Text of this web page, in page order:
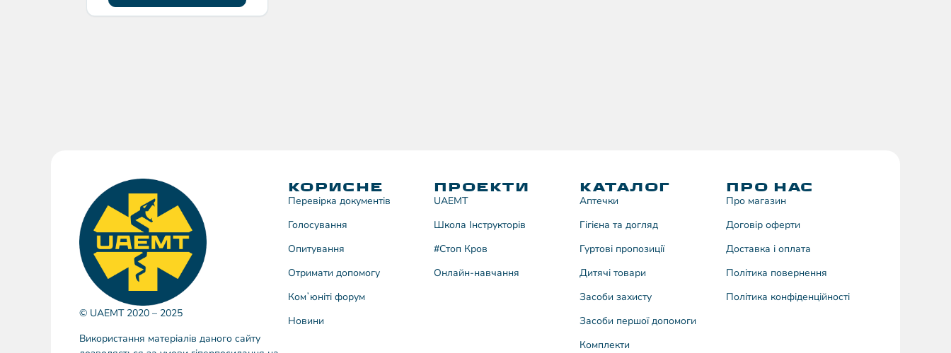
© UAEMT 2020 – 2025
Використання матеріалів даного сайту
КОРИСНЕ
Перевірка документів
Голосування
Опитування
Отримати допомогу
Комʼюніті форум
Новини
ПРОЕКТИ
UAEMT
Школа Інструкторів
#Стоп Кров
Онлайн-навчання
КАТАЛОГ
Аптечки
Гігієна та догляд
Гуртові пропозиції
Дитячі товари
Засоби захисту
Засоби першої допомоги
Комплекти
ПРО НАС
Про магазин
Договiр оферти
Доставка і оплата
Політика повернення
Політика конфіденційності